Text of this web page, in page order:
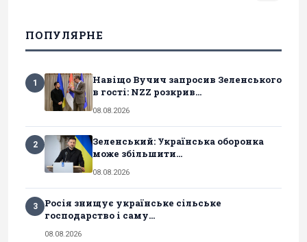
ПОПУЛЯРНЕ
1
Навіщо Вучич запросив Зеленського
в гості: NZZ розкрив...
08.08.2026
2
Зеленський: Українська оборонка
може збільшити...
08.08.2026
3
Росія знищує українське сільське
господарство і саму...
08.08.2026